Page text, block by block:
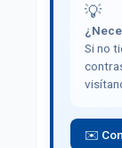
💡
Si no
✉️